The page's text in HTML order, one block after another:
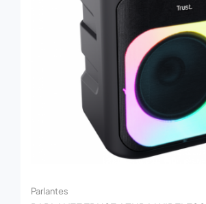
Parlantes